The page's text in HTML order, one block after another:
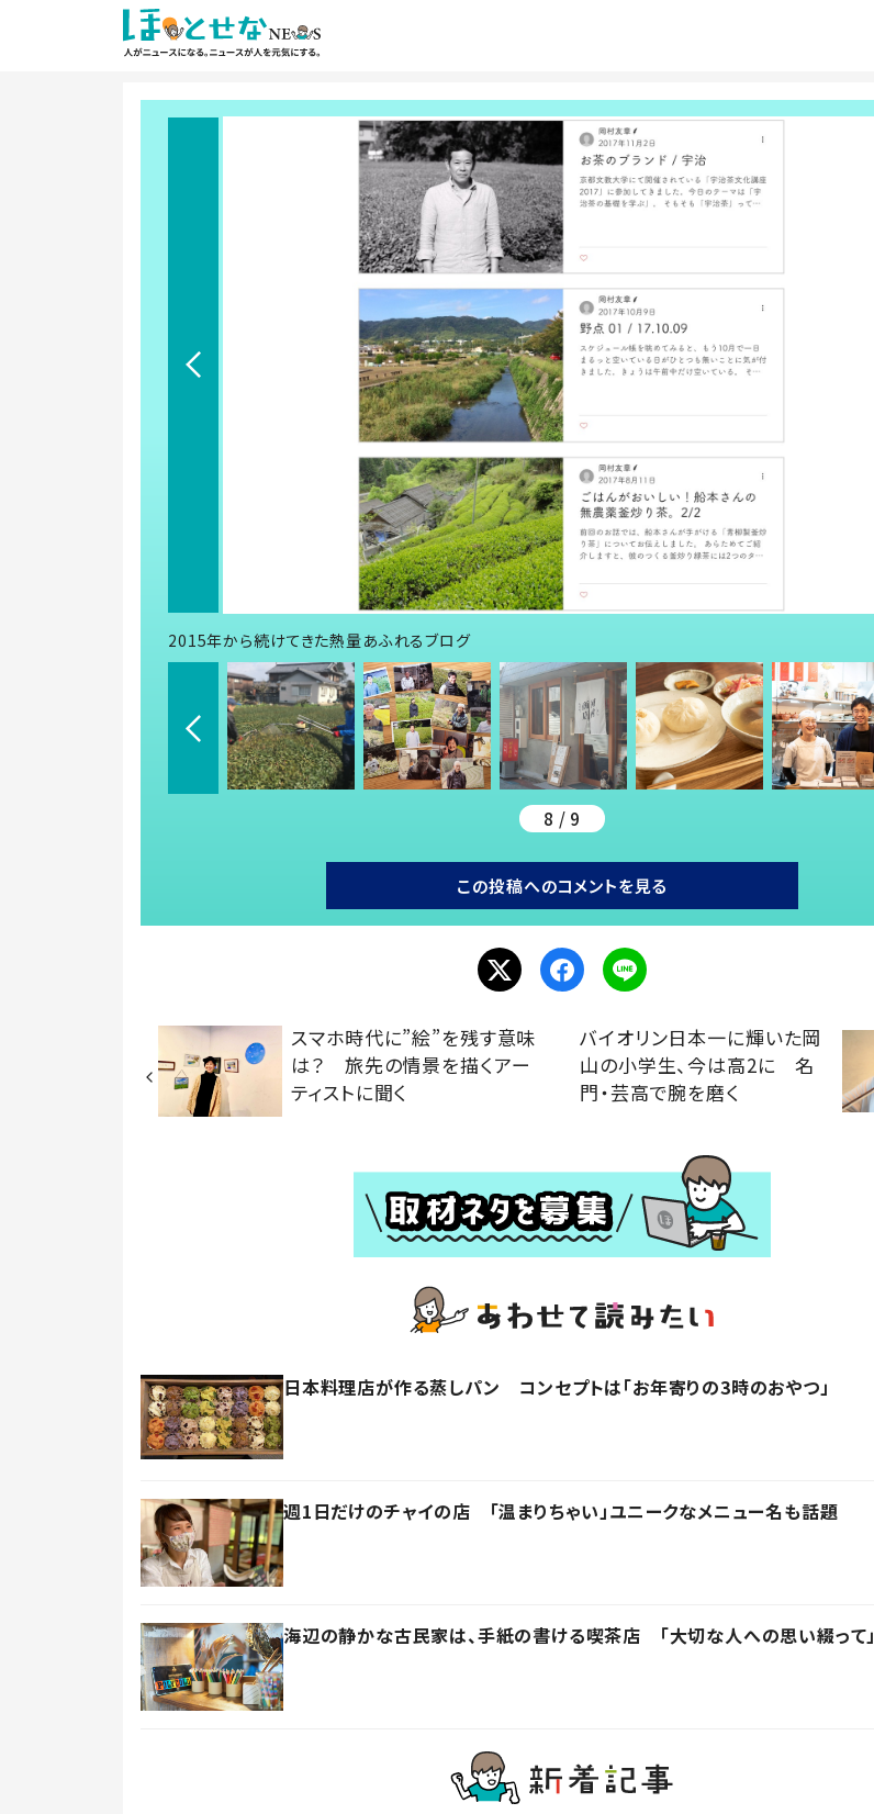
2015年から続けてきた熱量あふれるブログ
8 / 9
この投稿へのコメントを見る
スマホ時代に”絵”を残す意味
は？ 旅先の情景を描くアー
ティストに聞く
バイオリン日本一に輝いた岡
山の小学生、今は高2に 名
門・芸高で腕を磨く
日本料理店が作る蒸しパン コンセプトは「お年寄りの3時のおやつ」
週1日だけのチャイの店 「温まりちゃい」ユニークなメニュー名も話題
海辺の静かな古民家は、手紙の書ける喫茶店 「大切な人への思い綴って」